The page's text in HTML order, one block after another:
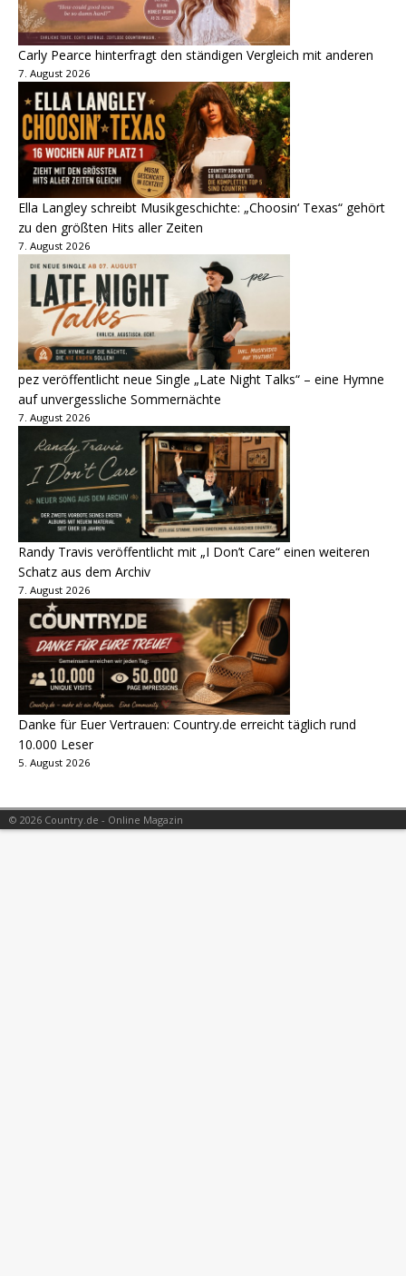
Carly Pearce hinterfragt den ständigen Vergleich mit anderen
7. August 2026
Ella Langley schreibt Musikgeschichte: „Choosin‘ Texas“ gehört
zu den größten Hits aller Zeiten
7. August 2026
pez veröffentlicht neue Single „Late Night Talks“ – eine Hymne
auf unvergessliche Sommernächte
7. August 2026
Randy Travis veröffentlicht mit „I Don’t Care“ einen weiteren
Schatz aus dem Archiv
7. August 2026
Danke für Euer Vertrauen: Country.de erreicht täglich rund
10.000 Leser
5. August 2026
© 2026 Country.de - Online Magazin